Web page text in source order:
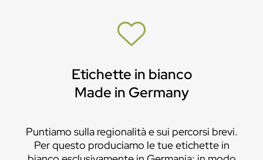
Etichette in bianco
Made in Germany
Puntiamo sulla regionalità e sui percorsi brevi.
Per questo produciamo le tue etichette in